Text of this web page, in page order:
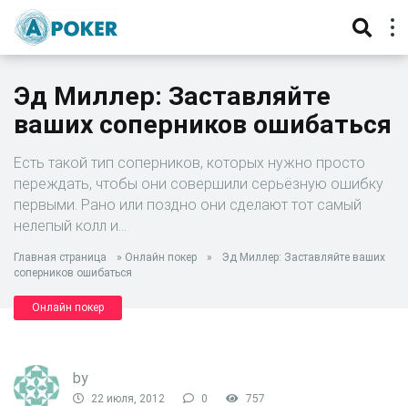
Эд Миллер: Заставляйте
ваших соперников ошибаться
Есть такой тип соперников, которых нужно просто
переждать, чтобы они совершили серьёзную ошибку
первыми. Рано или поздно они сделают тот самый
нелепый колл и…
Главная страница » Онлайн покер »
Эд Миллер: Заставляйте ваших
соперников ошибаться
Онлайн покер
by
22 июля, 2012 0 757